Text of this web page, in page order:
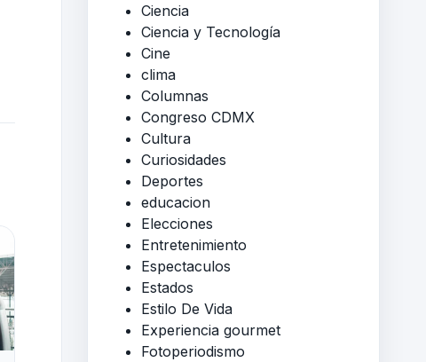
Ciencia
Ciencia y Tecnología
Cine
clima
Columnas
Congreso CDMX
Cultura
Curiosidades
Deportes
educacion
Elecciones
Entretenimiento
Espectaculos
Estados
Estilo De Vida
Experiencia gourmet
Fotoperiodismo